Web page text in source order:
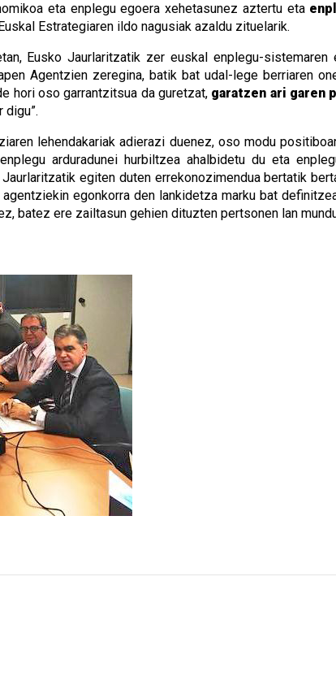
eta enplegu egoera xehetasunez aztertu eta
Estrategiaren ildo nagusiak azaldu zituelarik.
Eusko Jaurlaritzatik zer euskal enplegu-
Agentzien zeregina, batik bat udal-lege berriaren
hori oso garrantzitsua da guretzat, garatzen ari garen
lehendakariak adierazi duenez, oso modu
arduradunei hurbiltzea ahalbidetu du eta
egiten duten errekonozimendua bertatik
egonkorra den lankidetza marku bat
batez ere zailtasun gehien dituzten pertsonen lan